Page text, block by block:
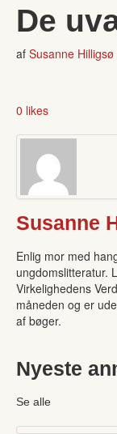
De
af Susanne
0 likes
Susanne
Enlig mor med
ungdomslitteratur.
Virkelighedens
måneden og er
af bøger.
Nyeste
Se alle